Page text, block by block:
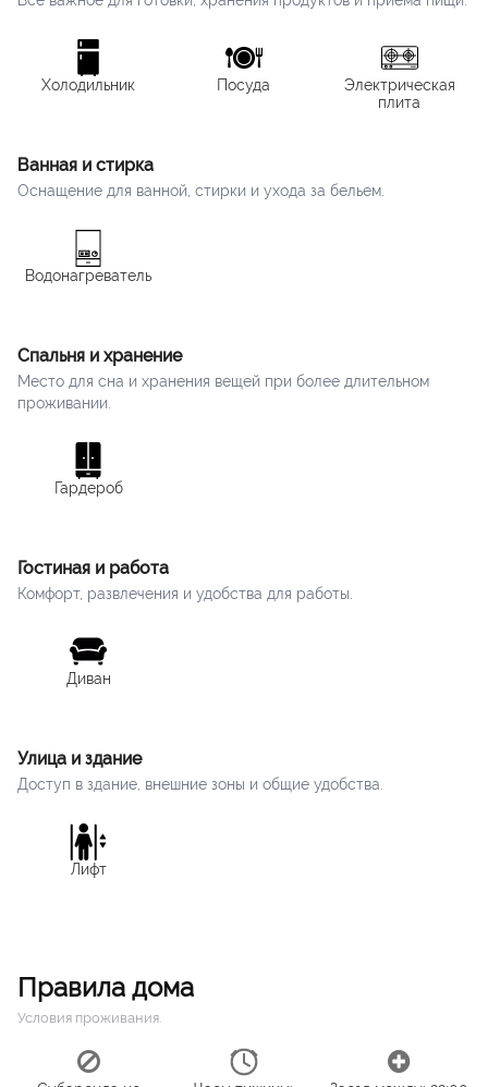
Холодильник Посуда
Электрическая
плита
Ванная и стирка
Оснащение для ванной, стирки и ухода за бельем.
Водонагреватель
Спальня и хранение
Место для сна и хранения вещей при более длительном
проживании.
Гардероб
Гостиная и работа
Комфорт, развлечения и удобства для работы.
Диван
Улица и здание
Доступ в здание, внешние зоны и общие удобства.
Лифт
Правила дома
Условия проживания.